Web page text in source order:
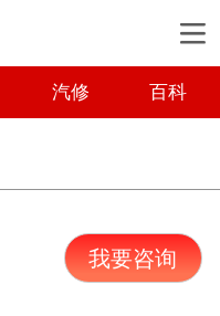
汽修 百科
我要咨询